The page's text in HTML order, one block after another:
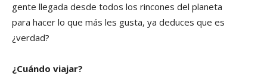
gente llegada desde todos los rincones del planeta
para hacer lo que más les gusta, ya deduces que es
¿verdad?
¿Cuándo viajar?